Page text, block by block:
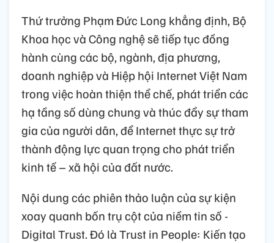
Thứ trưởng Phạm Đức Long khẳng định, Bộ
Khoa học và Công nghệ sẽ tiếp tục đồng
hành cùng các bộ, ngành, địa phương,
doanh nghiệp và Hiệp hội Internet Việt Nam
trong việc hoàn thiện thể chế, phát triển các
hạ tầng số dùng chung và thúc đẩy sự tham
gia của người dân, để Internet thực sự trở
thành động lực quan trọng cho phát triển
kinh tế – xã hội của đất nước.
Nội dung các phiên thảo luận của sự kiện
xoay quanh bốn trụ cột của niềm tin số -
Digital Trust. Đó là Trust in People: Kiến tạo